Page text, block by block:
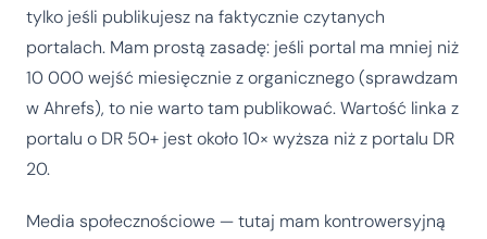
tylko jeśli publikujesz na faktycznie czytanych
portalach. Mam prostą zasadę: jeśli portal ma mniej niż
10 000 wejść miesięcznie z organicznego (sprawdzam
w Ahrefs), to nie warto tam publikować. Wartość linka z
portalu o DR 50+ jest około 10× wyższa niż z portalu DR
20.
Media społecznościowe — tutaj mam kontrowersyjną